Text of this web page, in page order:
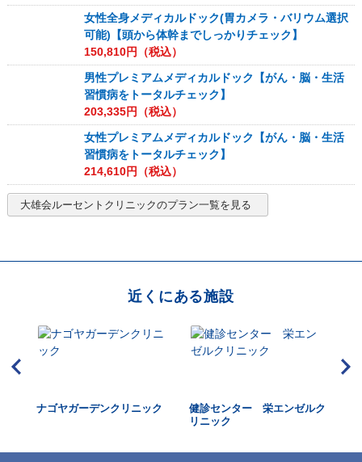
女性全身メディカルドック(胃カメラ・バリウム選択
可能)【頭から体幹までしっかりチェック】
150,810円（税込）
男性プレミアムメディカルドック【がん・脳・生活
習慣病をトータルチェック】
203,335円（税込）
女性プレミアムメディカルドック【がん・脳・生活
習慣病をトータルチェック】
214,610円（税込）
大雄会ルーセントクリニックのプラン一覧を見る
近くにある施設
ナゴヤガーデンクリニック
健診センター 栄エンゼルク
リニック